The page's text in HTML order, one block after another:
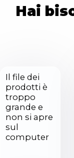
Hai
Il file dei
prodotti è
troppo
grande e
non si apre
sul
computer